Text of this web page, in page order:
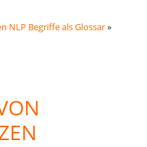
NLP Begriffe als Glossar»